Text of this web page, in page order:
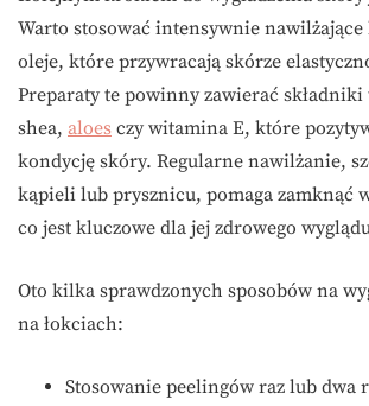
Warto stosować intensywnie nawilżające
oleje, które przywracają skórze
Preparaty te powinny zawierać składniki
shea, aloes czy witamina E, które
kondycję skóry. Regularne nawilżanie,
kąpieli lub prysznicu, pomaga zamknąć
co jest kluczowe dla jej zdrowego
Oto kilka sprawdzonych sposobów na
na łokciach:
Stosowanie peelingów raz lub dwa